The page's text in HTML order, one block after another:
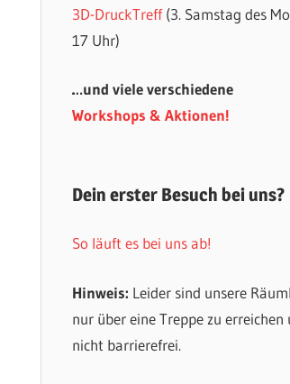
3D-DruckTreff(3. Samstag des
17 Uhr)
…und viele verschiedene
Workshops & Aktionen!
Dein erster Besuch bei uns?
So läuft es bei uns ab!
Hinweis: Leider sind unsere
nur über eine Treppe zu erreichen
nicht barrierefrei.